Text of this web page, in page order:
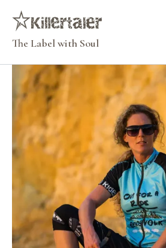
Inhalt
springen
The Label with Soul